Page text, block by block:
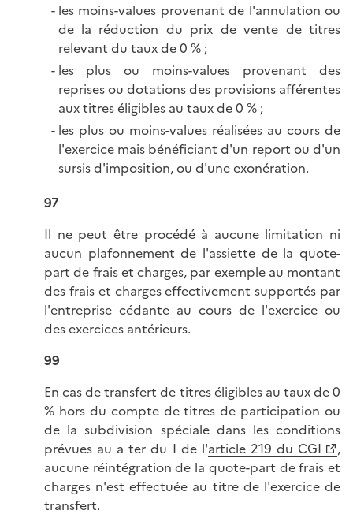
les moins-values provenant de l'annulation ou
de la réduction du prix de vente de titres
relevant du taux de 0 % ;
les plus ou moins-values provenant des
reprises ou dotations des provisions afférentes
aux titres éligibles au taux de 0 % ;
les plus ou moins-values réalisées au cours de
l'exercice mais bénéficiant d'un report ou d'un
sursis d'imposition, ou d'une exonération.
97
Il ne peut être procédé à aucune limitation ni
aucun plafonnement de l'assiette de la quote-
part de frais et charges, par exemple au montant
des frais et charges effectivement supportés par
l'entreprise cédante au cours de l'exercice ou
des exercices antérieurs.
99
En cas de transfert de titres éligibles au taux de 0
% hors du compte de titres de participation ou
de la subdivision spéciale dans les conditions
prévues au a ter du I de l'article 219 du CGI
,
aucune réintégration de la quote-part de frais et
charges n'est effectuée au titre de l'exercice de
transfert.